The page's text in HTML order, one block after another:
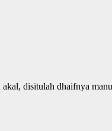
disitulah dhaifnya